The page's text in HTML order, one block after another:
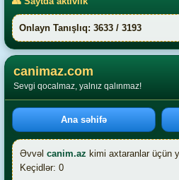
Onlayn Tanışlıq: 3633 / 3193
canimaz.com
Sevgi qocalmaz, yalnız qalınmaz!
Ana səhifə
Əvvəl canim.az kimi axtaranlar üçün
Keçidlər: 0